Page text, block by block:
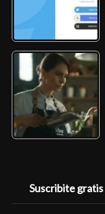
Suscribite gratis